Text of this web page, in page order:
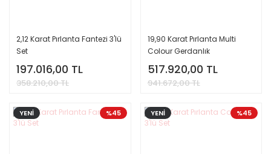
2,12 Karat Pırlanta Fantezi 3'lü
Set
197.016,00 TL
358.210,00 TL
19,90 Karat Pırlanta Multi
Colour Gerdanlık
517.920,00 TL
941.672,00 TL
%45
YENİ %45
YENİ